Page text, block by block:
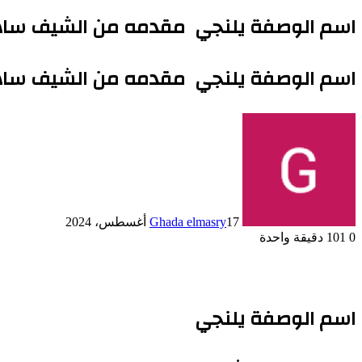
اسم الوصفة يلنجي مقدمه من الشيف
اسم الوصفة يلنجي مقدمه من الشيف
Ghada elmasry17 أغسطس، 2024
0
دقيقة واحدة
اسم الوصفة يلنجي